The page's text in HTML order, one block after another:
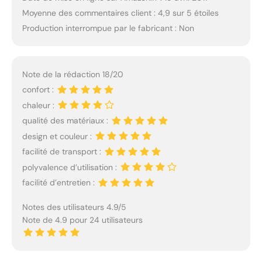
Moyenne des commentaires client : 4,9 sur 5 étoiles
Production interrompue par le fabricant : Non
Note de la rédaction 18/20
confort :
chaleur :
qualité des matériaux :
design et couleur :
facilité de transport :
polyvalence d’utilisation :
facilité d’entretien :
Notes des utilisateurs 4.9/5
Note de 4.9 pour 24 utilisateurs